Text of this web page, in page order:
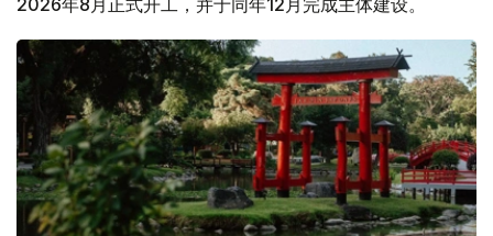
2026年8月正式开工，并于同年12月完成主体建设。